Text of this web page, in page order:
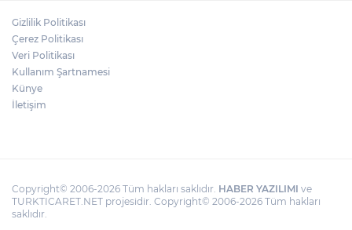
Dervişoğlu: İhanet belgesini kabul
Gizlilik Politikası
Çerez Politikası
Veri Politikası
Kullanım Şartnamesi
Künye
İletişim
Copyright© 2006-2026 Tüm hakları saklıdır. HABER YAZILIMI ve
TURKTICARET.NET projesidir. Copyright© 2006-2026 Tüm hakları
saklıdır.